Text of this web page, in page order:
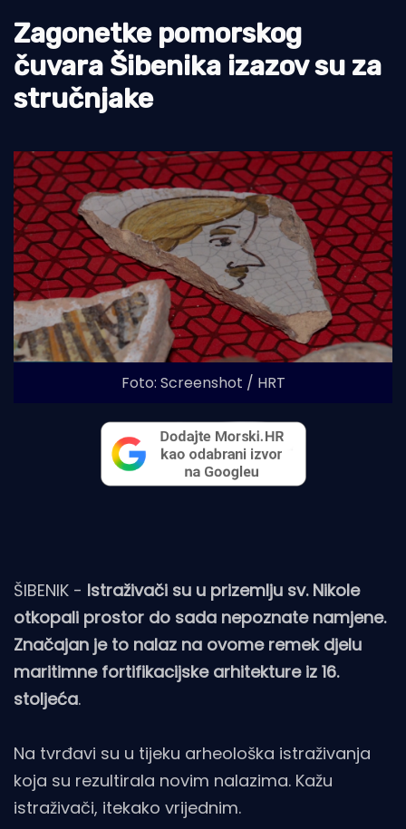
Pomorstvo
Ribolov
Ekologija
Zagonetke pomorskog
čuvara Šibenika izazov su za
stručnjake
Foto: Screenshot / HRT
ŠIBENIK - Istraživači su u prizemlju sv. Nikole
otkopali prostor do sada nepoznate namjene.
Značajan je to nalaz na ovome remek djelu
maritimne fortifikacijske arhitekture iz 16.
stoljeća.
Na tvrđavi su u tijeku arheološka istraživanja
koja su rezultirala novim nalazima. Kažu
istraživači, itekako vrijednim.